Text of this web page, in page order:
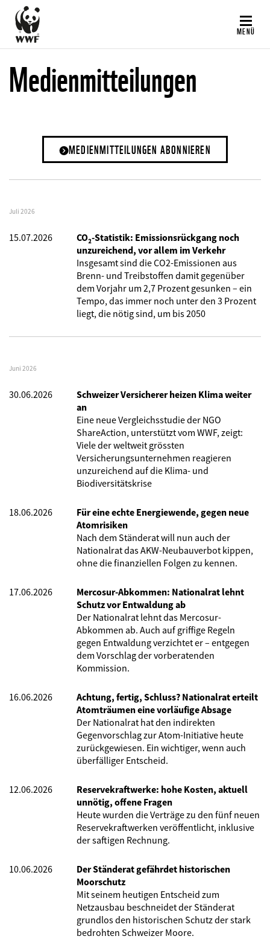
Direkt
zum
Inhalt
MENÜ
Medienmitteilungen
MEDIENMITTEILUNGEN ABONNIEREN
Juli 2026
15.07.2026
CO₂-Statistik: Emissionsrückgang noch
unzureichend, vor allem im Verkehr
Insgesamt sind die CO2-Emissionen aus
Brenn- und Treibstoffen damit gegenüber
dem Vorjahr um 2,7 Prozent gesunken – ein
Tempo, das immer noch unter den 3 Prozent
liegt, die nötig sind, um bis 2050
Juni 2026
30.06.2026
Schweizer Versicherer heizen Klima weiter
an
Eine neue Vergleichsstudie der NGO
ShareAction, unterstützt vom WWF, zeigt:
Viele der weltweit grössten
Versicherungsunternehmen reagieren
unzureichend auf die Klima- und
Biodiversitätskrise
18.06.2026
Für eine echte Energiewende, gegen neue
Atomrisiken
Nach dem Ständerat will nun auch der
Nationalrat das AKW-Neubauverbot kippen,
ohne die finanziellen Folgen zu kennen.
17.06.2026
Mercosur-Abkommen: Nationalrat lehnt
Schutz vor Entwaldung ab
Der Nationalrat lehnt das Mercosur-
Abkommen ab. Auch auf griffige Regeln
gegen Entwaldung verzichtet er – entgegen
dem Vorschlag der vorberatenden
Kommission.
16.06.2026
Achtung, fertig, Schluss? Nationalrat erteilt
Atomträumen eine vorläufige Absage
Der Nationalrat hat den indirekten
Gegenvorschlag zur Atom-Initiative heute
zurückgewiesen. Ein wichtiger, wenn auch
überfälliger Entscheid.
12.06.2026
Reservekraftwerke: hohe Kosten, aktuell
unnötig, offene Fragen
Heute wurden die Verträge zu den fünf neuen
Reservekraftwerken veröffentlicht, inklusive
der saftigen Rechnung.
10.06.2026
Der Ständerat gefährdet historischen
Moorschutz
Mit seinem heutigen Entscheid zum
Netzausbau beschneidet der Ständerat
grundlos den historischen Schutz der stark
bedrohten Schweizer Moore.